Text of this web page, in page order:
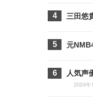
三田悠
元
人気声
2024年